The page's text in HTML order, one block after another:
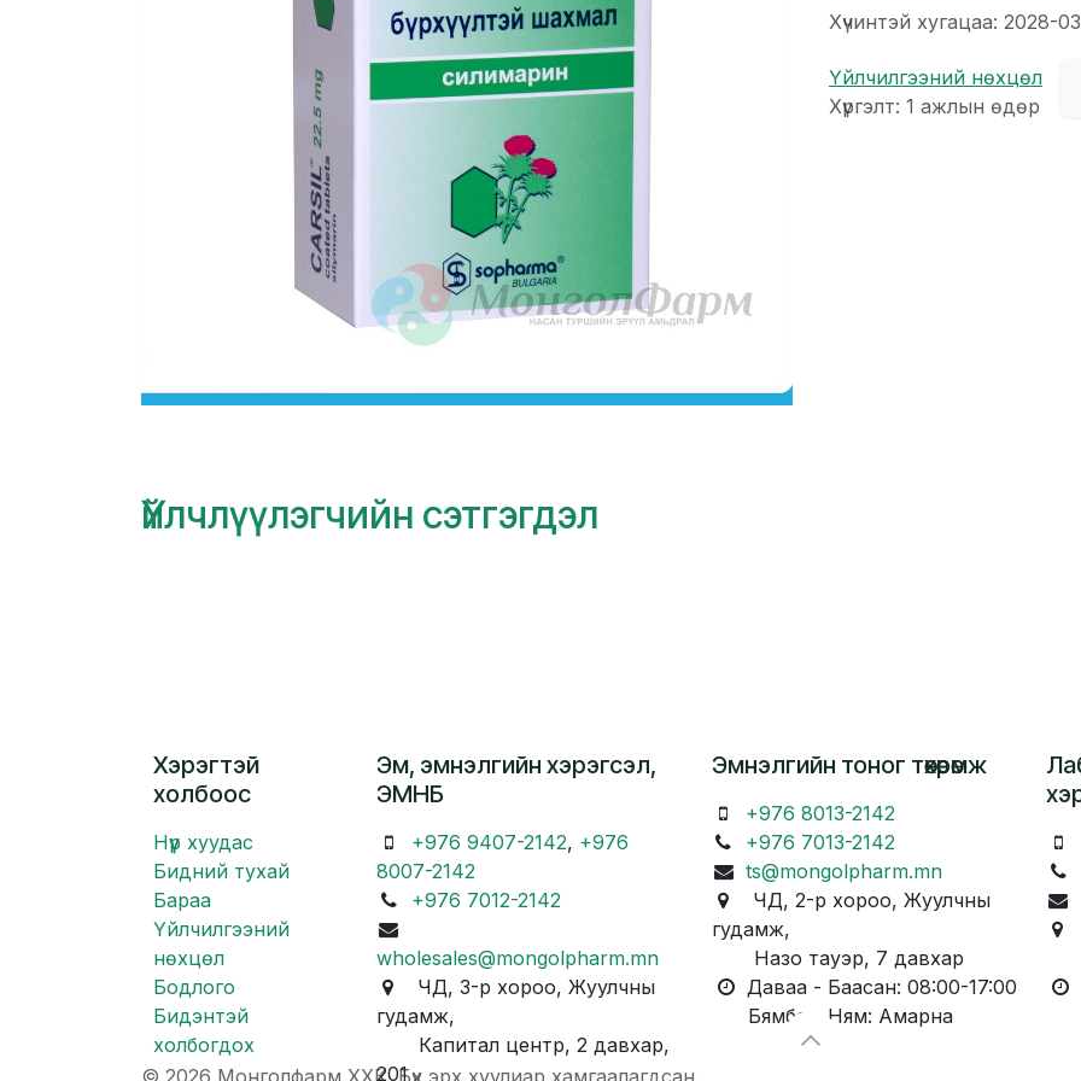
Хүчинтэй хугацаа: 2028-
Үйлчилгээний нөхцөл
Хүргэлт: 1 ажлын өдөр
Үйлчлүүлэгчийн сэтгэгдэл
Хэрэгтэй
холбоос
Нүүр хуудас
Бидний тухай
Бараа
Үйлчилгээний
нөхцөл
Бодлого
Бидэнтэй
холбогдох
Эм, эмнэлгийн хэрэгсэл,
ЭМНБ
+976 9407-2142, +976
8007-2142
+976 7012-2142
wholesales@mongolpharm.mn
ЧД, 3-р хороо, Жуулчны
гудамж,
Капитал центр, 2 давхар,
201
Эмнэлгийн тоног төхөөрөмж
+976 8013-2142
+976 7013-2142
ts@mongolpharm.mn
ЧД, 2-р хороо, Жуулчны
гудамж,
Назо тауэр, 7 давхар
Даваа - Баасан: 08:00-17:00
Бямба - Ням: Амарна
© 2026 Монголфарм ХХК. Бүх эрх хуулиар хамгаалагдсан.